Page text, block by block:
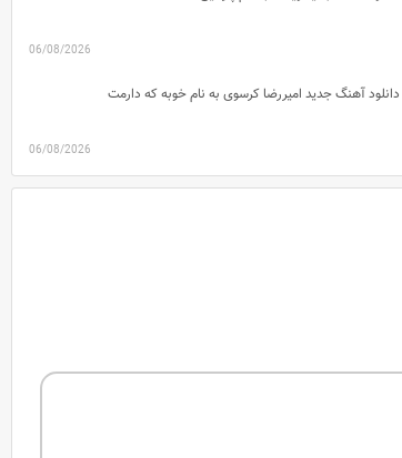
06/08/2026
دانلود آهنگ جدید امیررضا کرسوی به نام خوبه که دارمت
06/08/2026